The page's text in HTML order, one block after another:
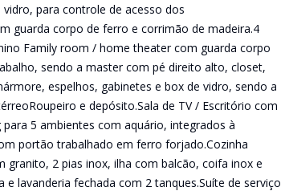
para controle de acesso dos
guarda corpo de ferro e corrimão de madeira.4
Family room / home theater com guarda corpo
sendo a master com pé direito alto, closet,
espelhos, gabinetes e box de vidro, sendo a
e depósito.Sala de TV / Escritório com
5 ambientes com aquário, integrados à
portão trabalhado em ferro forjado.Cozinha
granito, 2 pias inox, ilha com balcão, coifa inox e
lavanderia fechada com 2 tanques.Suíte de serviço